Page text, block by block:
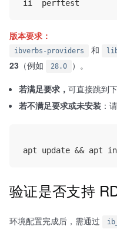
版本要求：
ibverbs-providers 和
23 （例如 28.0
）。
若满足要求，​ 可直接跳到下
若不满足要求或未安装 ：
验证是否支持
环境配置完成后，需通过